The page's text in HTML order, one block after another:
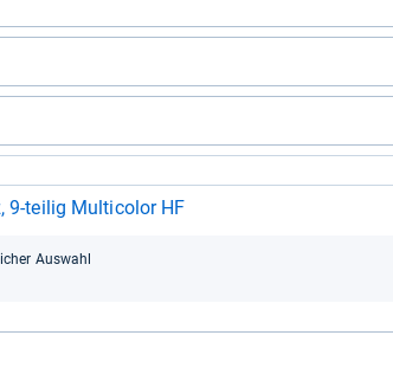
9-​tei­lig Mul­ti­co­lor HF
Aus­wahl